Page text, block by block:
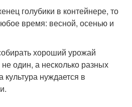
голубики в контейнере, то
время: весной, осенью и
хороший урожай
один, а несколько разных
культура нуждается в